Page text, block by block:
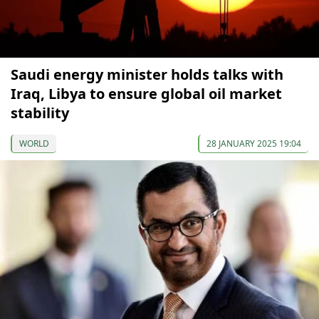
Saudi energy minister holds talks with
Iraq, Libya to ensure global oil market
stability
WORLD 28 JANUARY 2025 19:04